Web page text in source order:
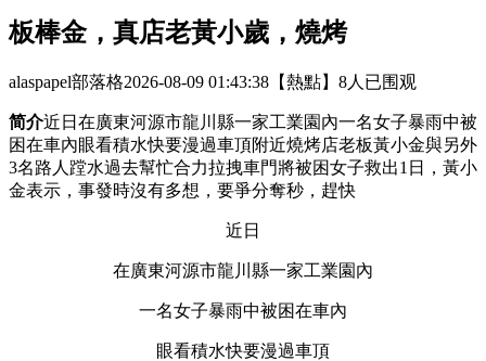
板棒金，真店老黃小歲，燒烤
alaspapel部落格2026-08-09 01:43:38 【熱點】 8人已围观
简介近日在廣東河源市龍川縣一家工業園內一名女子暴雨中被
困在車內眼看積水快要漫過車頂附近燒烤店老板黃小金與另外
3名路人蹚水過去幫忙合力拉拽車門將被困女子救出1日，黃小
金表示，事發時沒有多想，要爭分奪秒，趕快
近日
在廣東河源市龍川縣一家工業園內
一名女子暴雨中被困在車內
眼看積水快要漫過車頂